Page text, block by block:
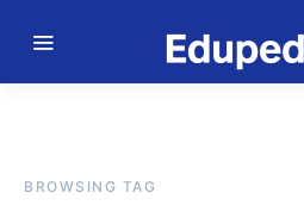
BROWSING TAG